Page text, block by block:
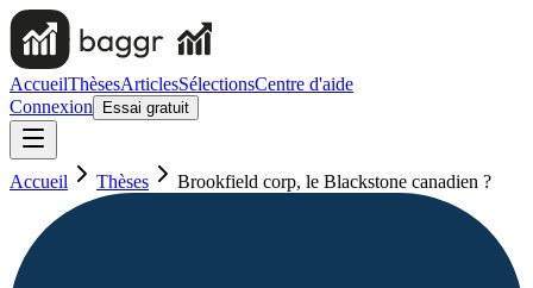
AccueilThèsesArticlesSélectionsCentre d'aide
Connexion
Essai gratuit
Accueil Thèses Brookfield corp, le Blackstone canadien ?